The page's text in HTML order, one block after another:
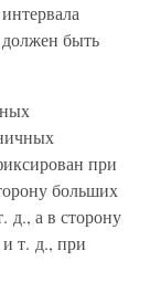
быть
при
больших
д., а в сторону
т. д., при